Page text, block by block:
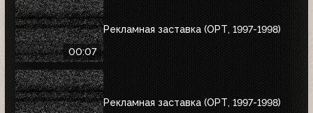
00:07
Рекламная заставка (ОРТ, 1997-1998)
Рекламная заставка (ОРТ, 1997-1998)